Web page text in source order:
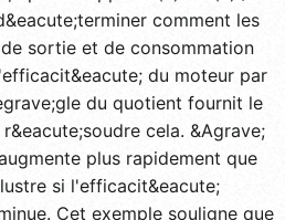
comment les
sortie et de consommation
du moteur par
du quotient fournit le
cela. &Agrave;
plus rapidement que
si l'efficacit&eacute;
Cet exemple souligne que